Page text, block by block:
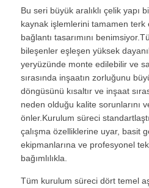
Bu seri büyük aralıklı çelik yapı
kaynak işlemlerini tamamen terk
bağlantı tasarımını
bileşenler eşleşen yüksek
yeryüzünde monte edilebilir ve
sırasında inşaatın zorluğunu
döngüsünü kısaltır ve inşaat
neden olduğu kalite sorunlarını
önler.Kurulum süreci
çalışma özelliklerine uyar, basit
ekipmanlarına ve profesyonel
bağımlılıkla.
Tüm kurulum süreci dört temel